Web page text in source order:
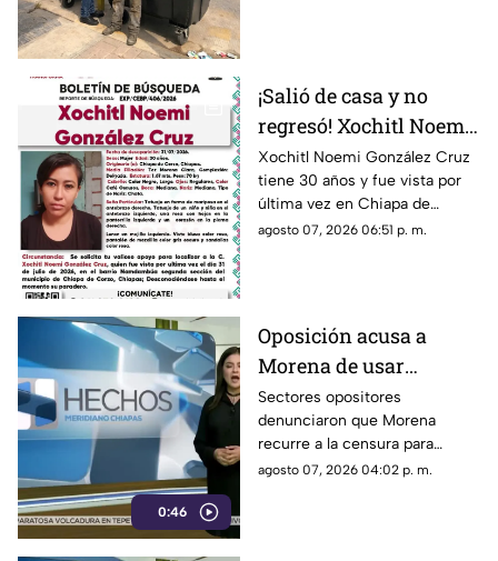
¡Salió de casa y no
regresó! Xochitl Noemi
desapareció en Chiapa
de Corzo
Xochitl Noemi González Cruz
tiene 30 años y fue vista por
última vez en Chiapa de
Corzo, Chiapas.
agosto 07, 2026 06:51 p. m.
0:46
Oposición acusa a
Morena de usar
censura para ocultar
seńalamientos de
narcopolítica
Sectores opositores
denunciaron que Morena
recurre a la censura para
imponer su versión oficial y
agosto 07, 2026 04:02 p. m.